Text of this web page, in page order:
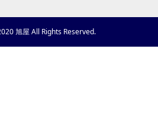
旭屋 All Rights Reserved.